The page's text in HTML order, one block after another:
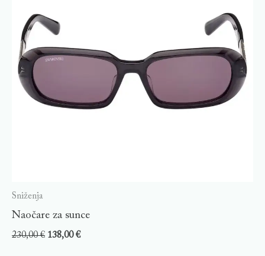
Sniženja
Naočare za sunce
230,00€ 138,00€